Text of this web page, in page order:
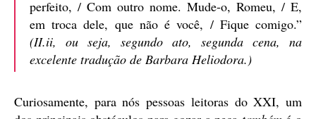
perfeito, / Com outro nome. Mude-o, Romeu, / E,
em troca dele, que não é você, / Fique comigo.”
(II.ii, ou seja, segundo ato, segunda cena, na
excelente tradução de Barbara Heliodora.)
Curiosamente, para nós pessoas leitoras do XXI, um